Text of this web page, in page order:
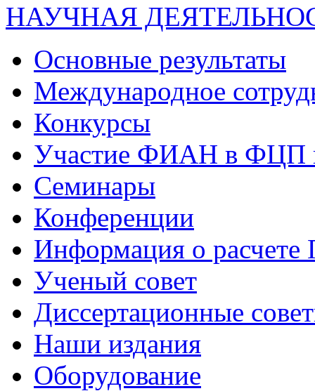
НАУЧНАЯ
Основные результаты
Международное
Конкурсы
Участие ФИАН в ФЦП
Семинары
Конференции
Информация о
Ученый совет
Диссертационные
Наши издания
Оборудование